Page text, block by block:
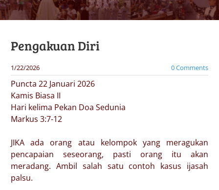
Pengakuan Diri
1/22/2026 0 Comments
Puncta 22 Januari 2026
Kamis Biasa II
Hari kelima Pekan Doa Sedunia
Markus 3:7-12
JIKA ada orang atau kelompok yang meragukan
pencapaian seseorang, pasti orang itu akan
meradang. Ambil salah satu contoh kasus ijasah
palsu.